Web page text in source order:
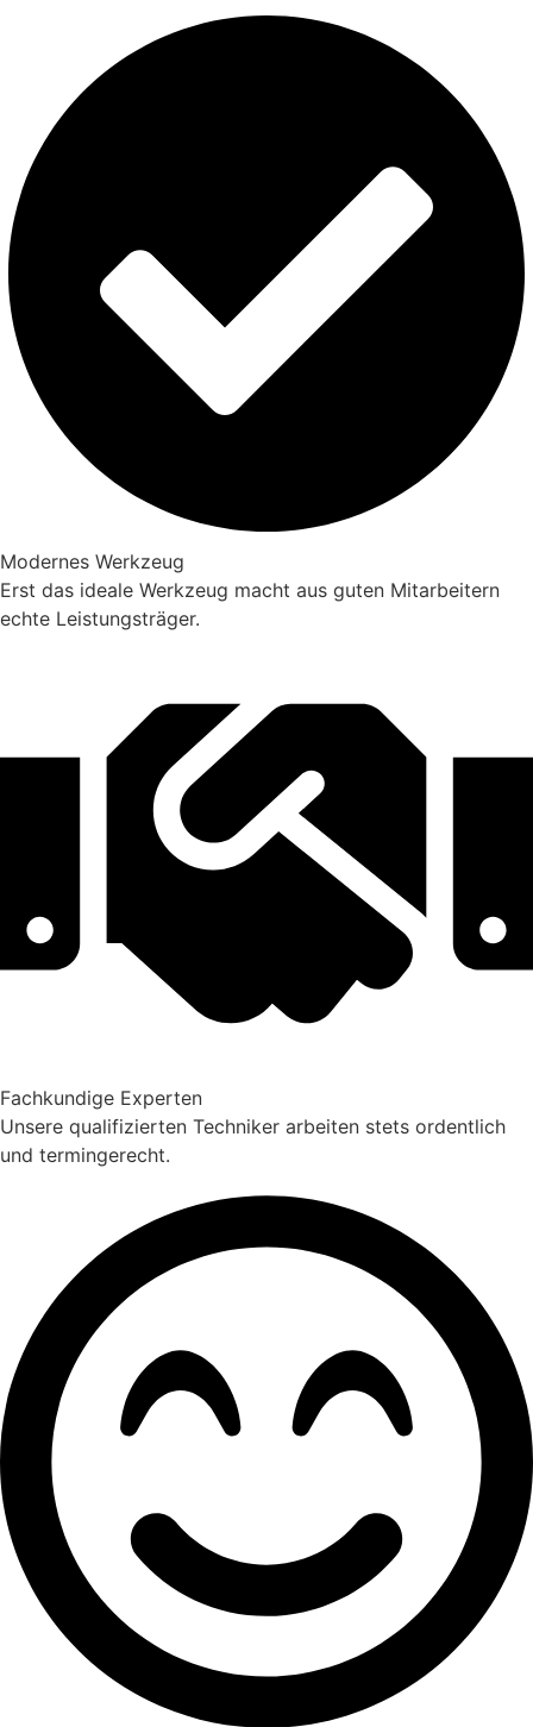
Modernes Werkzeug
Erst das ideale Werkzeug macht aus guten Mitarbeitern
echte Leistungsträger.
Fachkundige Experten
Unsere qualifizierten Techniker arbeiten stets ordentlich
und termingerecht.